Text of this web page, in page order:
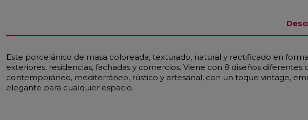
Este porcelánico de masa coloreada, texturado, natural y rectificado en
exteriores, residencias, fachadas y comercios. Viene con 8 diseños
contemporáneo, mediterráneo, rústico y artesanal, con un toque vintage,
elegante para cualquier espacio.